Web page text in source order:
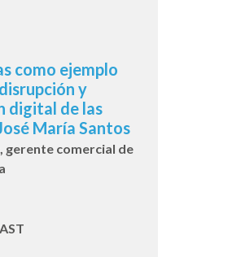
como ejemplo
y
digital de las
María Santos
gerente comercial de